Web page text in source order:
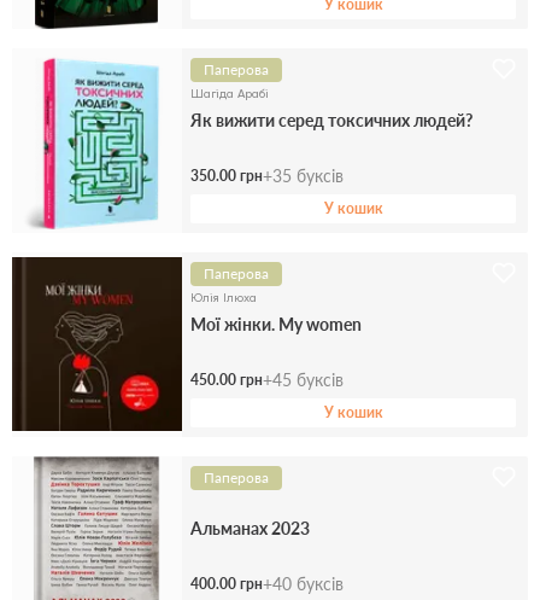
У кошик
Паперова
Шагіда Арабі
Як вижити серед токсичних людей?
350.00 грн+35 буксів
У кошик
Паперова
Юлія Ілюха
Мої жінки. My women
450.00 грн+45 буксів
У кошик
Паперова
Альманах 2023
400.00 грн+40 буксів